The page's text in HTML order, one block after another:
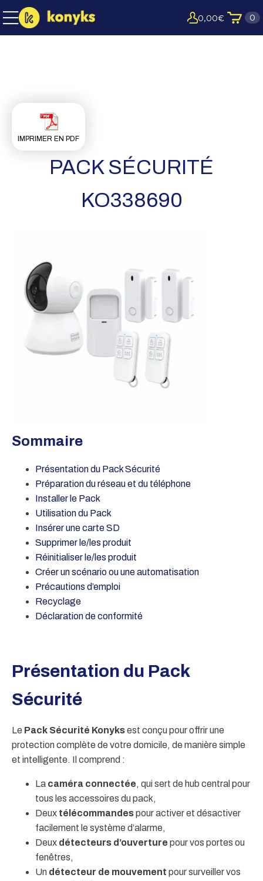
0,00€ 0
IMPRIMER EN PDF
PACK SÉCURITÉ
KO338690
Sommaire
Présentation du Pack Sécurité
Préparation du réseau et du téléphone
Installer l e Pack
Utilisation du Pack
Insérer une carte SD
Supprimer le/les produit
Réinitialiser le/les produit
Créer un scénario ou une automatisation
Précautions d’emploi
Recyclage
Déclaration de conformité
Présentation du Pack
Sécurité
Le Pack Sécurité Konyksest conçu pour offrir une
protection complète de votre domicile, de manière simple
et intelligente. Il comprend :
La caméra connectée, qui sert de hub central pour
tous les accessoires du pack,
Deux télécommandespour activer et désactiver
facilement le système d’alarme,
Deux détecteurs d’ouverture pour vos portes ou
fenêtres,
Un détecteur de mouvement pour surveiller vos